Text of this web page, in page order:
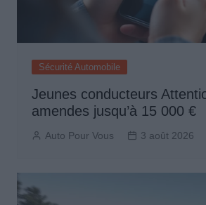
Sécurité Automobile
Jeunes conducteurs
amendes jusqu’à 15 000 €
Auto Pour Vous 3 août 2026